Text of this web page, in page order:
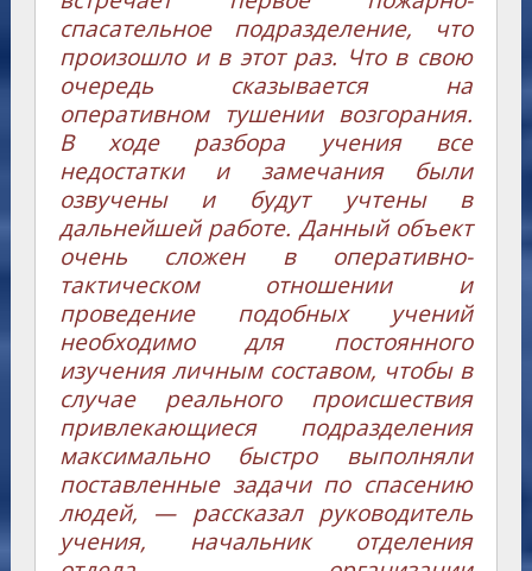
спасательное подразделение, что
произошло и в этот раз. Что в свою
очередь сказывается на
оперативном тушении возгорания.
В ходе разбора учения все
недостатки и замечания были
озвучены и будут учтены в
дальнейшей работе. Данный объект
очень сложен в оперативно-
тактическом отношении и
проведение подобных учений
необходимо для постоянного
изучения личным составом, чтобы в
случае реального происшествия
привлекающиеся подразделения
максимально быстро выполняли
поставленные задачи по спасению
людей, — рассказал руководитель
учения, начальник отделения